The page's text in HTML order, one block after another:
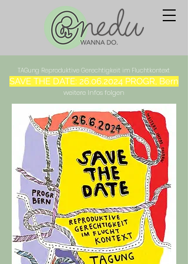
TAGung Reproduktive Gerechtigkeit im Fluchtkontext
SAVE THE DATE: 26.06.2024PROGR, Bern
weitere Infos folgen